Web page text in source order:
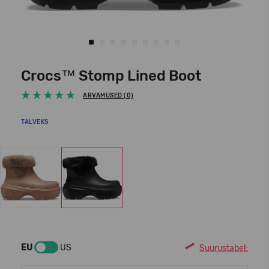
Crocs™ Stomp Lined Boot
ARVAMUSED (0)
TALVEKS
EU US Suurustabel: